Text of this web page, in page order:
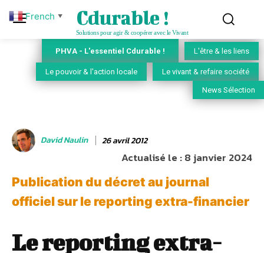
Cdurable !
Solutions pour agir & coopérer avec le Vivant
PHVA - L'essentiel Cdurable ! L'être & les liens
Le pouvoir & l'action locale Le vivant & refaire société
News Sélection
David Naulin 26 avril 2012
Actualisé le :8 janvier 2024
Publication du décret au journal
officiel sur le reporting extra-financier
Le reporting extra-
French ▼